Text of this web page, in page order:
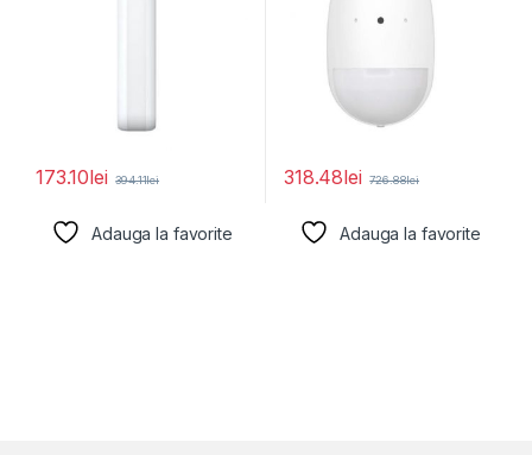
173.10lei 394.11lei
Adauga la favorite
318.48lei 726.88lei
Adauga la favorite